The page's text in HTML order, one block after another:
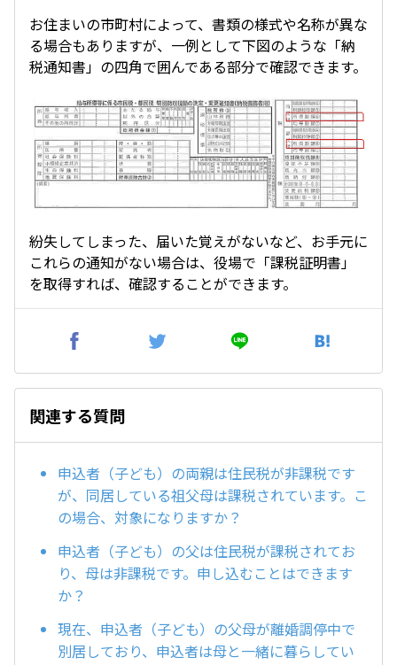
お住まいの市町村によって、書類の様式や名称が異な
る場合もありますが、一例として下図のような「納
税通知書」の四角で囲んである部分で確認できます。
紛失してしまった、届いた覚えがないなど、お手元に
これらの通知がない場合は、役場で「課税証明書」
を取得すれば、確認することができます。
関連する質問
申込者（子ども）の両親は住民税が非課税です
が、同居している祖父母は課税されています。こ
の場合、対象になりますか？
申込者（子ども）の父は住民税が課税されてお
り、母は非課税です。申し込むことはできます
か？
現在、申込者（子ども）の父母が離婚調停中で
別居しており、申込者は母と一緒に暮らしてい